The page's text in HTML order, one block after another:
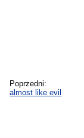
Poprzedni:
almost like evil